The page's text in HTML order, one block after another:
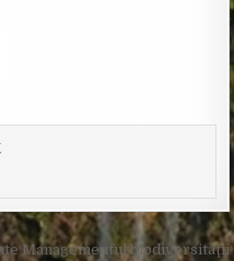
Managementul biodiversităţii